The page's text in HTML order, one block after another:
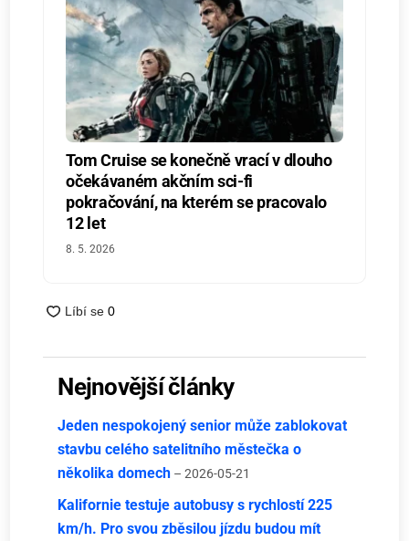
Tom Cruise se konečně vrací v dlouho
očekávaném akčním sci-fi
pokračování, na kterém se pracovalo
12 let
8. 5. 2026
Nejnovější články
Jeden nespokojený senior může zablokovat
stavbu celého satelitního městečka o
několika domech – 2026-05-21
Kalifornie testuje autobusy s rychlostí 225
km/h. Pro svou zběsilou jízdu budou mít